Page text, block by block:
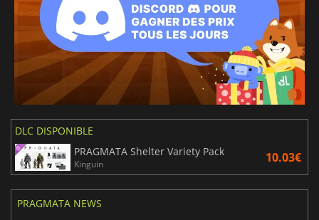
DLC DISPONIBLE
PRAGMATA Shelter Variety Pack
Kinguin 10.03€
PRAGMATA NEWS